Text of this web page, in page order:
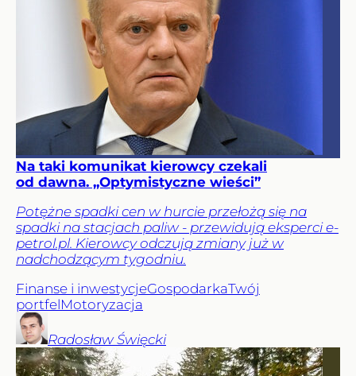
Na taki komunikat kierowcy czekali
od dawna. „Optymistyczne wieści”
Potężne spadki cen w hurcie przełożą się na
spadki na stacjach paliw - przewidują eksperci e-
petrol.pl. Kierowcy odczują zmiany już w
nadchodzącym tygodniu.
Finanse i inwestycjeGospodarkaTwój
portfelMotoryzacja
Radosław Święcki